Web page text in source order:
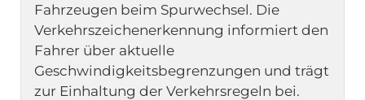
Fahrzeugen beim Spurwechsel. Die
Verkehrszeichenerkennung informiert den
Fahrer über aktuelle
Geschwindigkeitsbegrenzungen und trägt
zur Einhaltung der Verkehrsregeln bei.